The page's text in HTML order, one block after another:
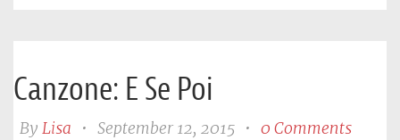
Canzone: E Se Poi
By Lisa • September 12, 2015 • 0 Comments